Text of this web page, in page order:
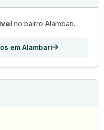
no bairro Alambari.
em Alambari